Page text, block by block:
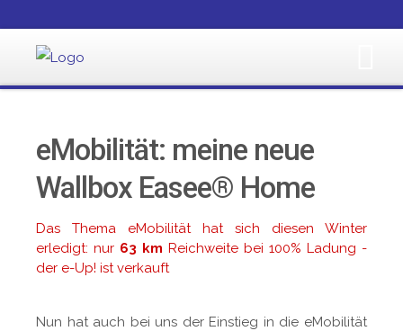
eMobilität: meine neue
Wallbox Easee® Home
Das Thema eMobilität hat sich diesen Winter
erledigt: nur 63 km Reichweite bei 100% Ladung -
der e-Up! ist verkauft
Nun hat auch bei uns der Einstieg in die eMobilität